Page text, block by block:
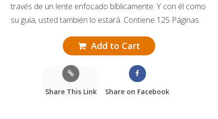
través de un lente enfocado bíblicamente. Y con él como
su guía, usted también lo estará. Contiene 125 Páginas.
Add to Cart
Share This Link Share on Facebook